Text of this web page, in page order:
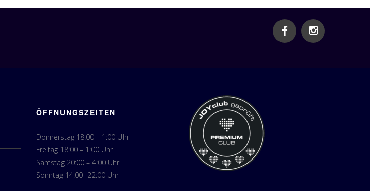
ÖFFNUNGSZEITEN
Donnerstag 18:00 – 1:00 Uhr
Freitag 18:00 – 1:00 Uhr
Samstag 20:00 – 4:00 Uhr
Sonntag 14:00- 22:00 Uhr